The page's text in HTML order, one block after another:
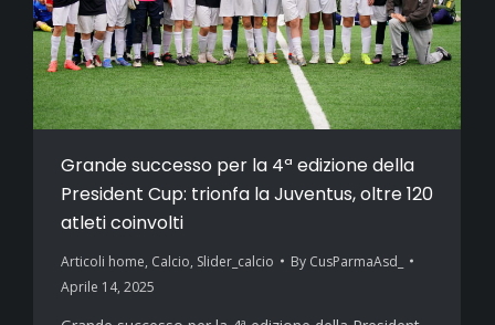
Grande successo per la 4ª edizione della
President Cup: trionfa la Juventus, oltre 120
atleti coinvolti
Articoli home, Calcio, Slider_calcio By CusParmaAsd_
Aprile 14, 2025